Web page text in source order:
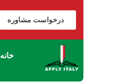
درخواست مشاوره
خانه